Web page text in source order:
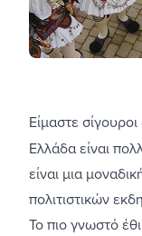
Είμαστε σίγουροι
Ελλάδα είναι
είναι μια
πολιτιστικών
Το πιο γνωστό